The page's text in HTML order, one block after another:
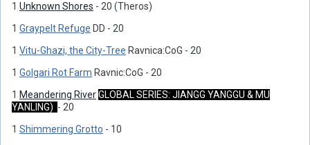
1 Unknown Shores - 20 (Theros)
1 Graypelt Refuge DD - 20
1 Vitu-Ghazi, the City-Tree Ravnica:CoG - 20
1 Golgari Rot Farm Ravnic:CoG - 20
1 Meandering RiverGLOBAL SERIES: JIANGG YANGGU & MU
YANLING) - 20
1 Shimmering Grotto - 10